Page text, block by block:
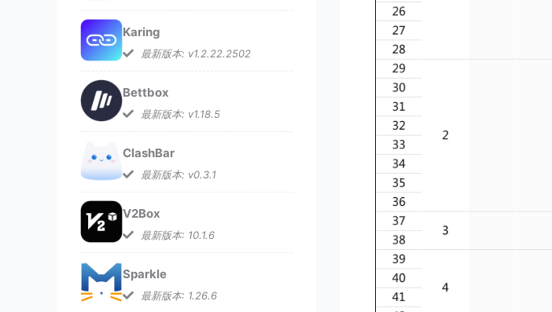
Karing
最新版本: v1.2.22.2502
Bettbox
最新版本: v1.18.5
ClashBar
最新版本: v0.3.1
V2Box
最新版本: 10.1.6
Sparkle
最新版本: 1.26.6